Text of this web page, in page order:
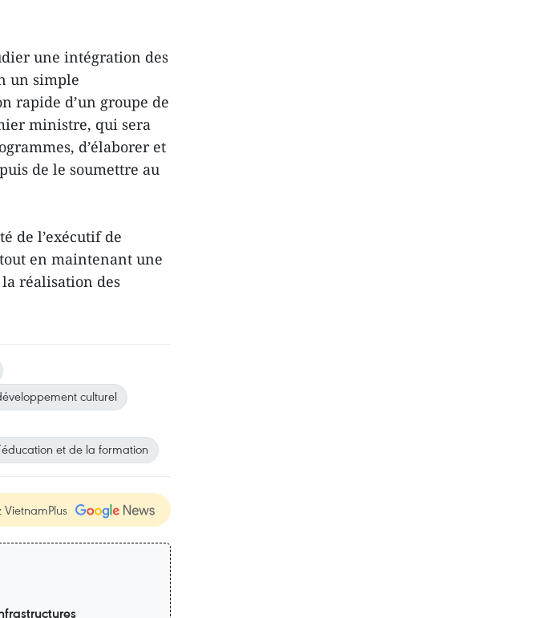
une intégration des
un simple
rapide d’un groupe de
ministre, qui sera
d’élaborer et
de le soumettre au
de l’exécutif de
en maintenant une
réalisation des
culturel
et de la formation
VietnamPlus